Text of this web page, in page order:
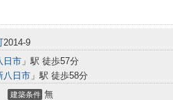
2014-9
日市 」駅 徒歩57分
八日市 」駅 徒歩58分
建築条件 無